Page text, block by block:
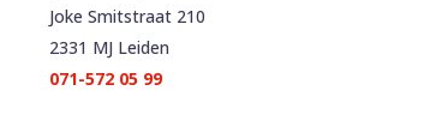
Joke Smitstraat 210
2331 MJ Leiden
071-572 05 99